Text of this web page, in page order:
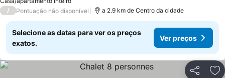
/ Pontuação não disponível a 2.9 km de Centro da cidade
Selecione as datas para ver os preços
exatos.
Ver preços
Partilhar